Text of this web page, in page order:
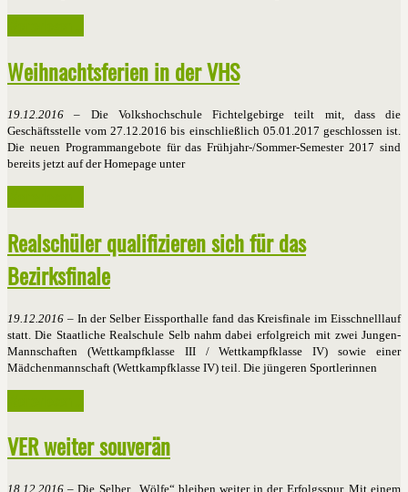
Weihnachtsferien in der VHS
19.12.2016 – Die Volkshochschule Fichtelgebirge teilt mit, dass die
Geschäftsstelle vom 27.12.2016 bis einschließlich 05.01.2017 geschlossen ist.
Die neuen Programmangebote für das Frühjahr-/Sommer-Semester 2017 sind
bereits jetzt auf der Homepage unter
Realschüler qualifizieren sich für das
Bezirksfinale
19.12.2016 – In der Selber Eissporthalle fand das Kreisfinale im Eisschnelllauf
statt. Die Staatliche Realschule Selb nahm dabei erfolgreich mit zwei Jungen-
Mannschaften (Wettkampfklasse III / Wettkampfklasse IV) sowie einer
Mädchenmannschaft (Wettkampfklasse IV) teil. Die jüngeren Sportlerinnen
VER weiter souverän
18.12.2016 – Die Selber „Wölfe“ bleiben weiter in der Erfolgsspur. Mit einem